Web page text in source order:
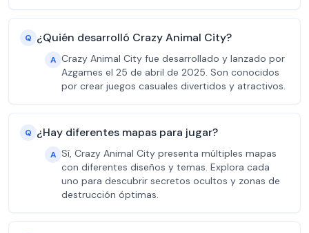
Q ¿Quién desarrolló Crazy Animal City?
A Crazy Animal City fue desarrollado y lanzado por
Azgames el 25 de abril de 2025. Son conocidos
por crear juegos casuales divertidos y atractivos.
Q ¿Hay diferentes mapas para jugar?
A Sí, Crazy Animal City presenta múltiples mapas
con diferentes diseños y temas. Explora cada
uno para descubrir secretos ocultos y zonas de
destrucción óptimas.